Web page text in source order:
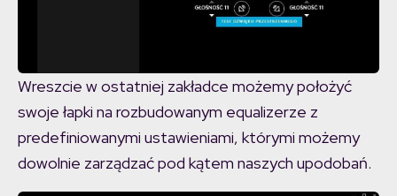
Wreszcie w ostatniej zakładce możemy położyć
swoje łapki na rozbudowanym equalizerze z
predefiniowanymi ustawieniami, którymi możemy
dowolnie zarządzać pod kątem naszych upodobań.